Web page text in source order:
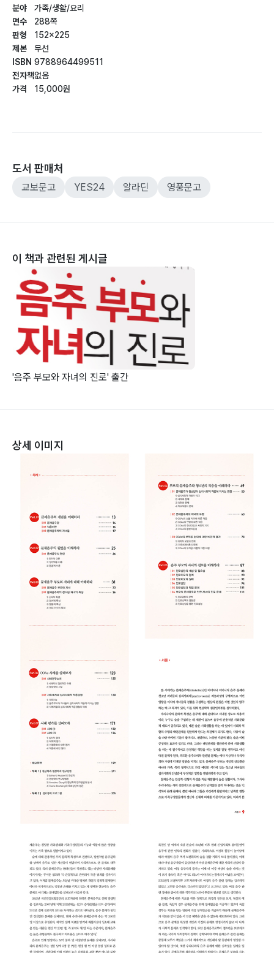
분야
면수
판형
제본
ISBN
전자책
가격
가족/생활/요리
288쪽
152×225
무선
9788964499511
없음
15,000원
도서 판매처
교보문고 YES24 알라딘 영풍문고
이 책과 관련된 게시글
'음주 부모와 자녀의 진로' 출간
상세 이미지